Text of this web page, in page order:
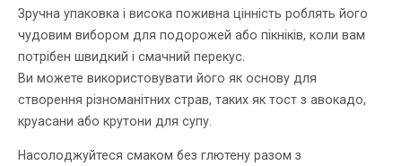
Зручна упаковка і висока поживна цінність роблять його
чудовим вибором для подорожей або пікніків, коли вам
потрібен швидкий і смачний перекус.
Ви можете використовувати його як основу для
створення різноманітних страв, таких як тост з авокадо,
круасани або крутони для супу.
Насолоджуйтеся смаком без глютену разом з